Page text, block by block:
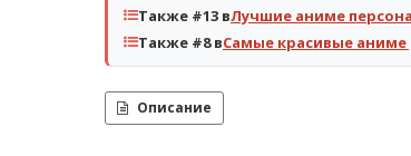
Также #13 вЛучшие аниме
Также #8 вСамые красивые аниме
Описание